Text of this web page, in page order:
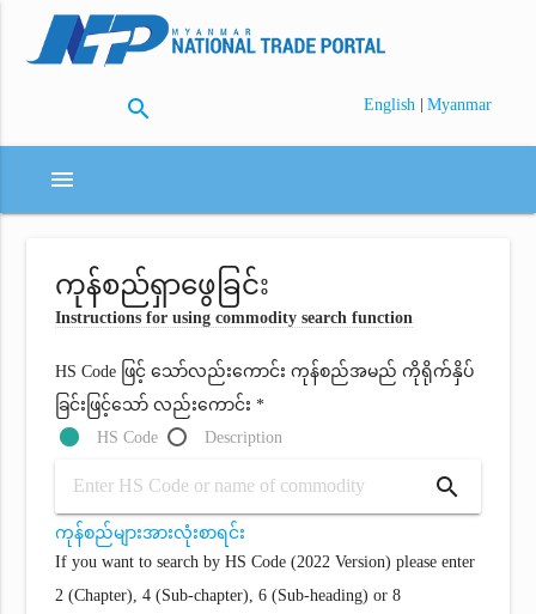
search English | Myanmar
menu
ကုန်စည်ရှာဖွေခြင်း
Instructions for using commodity search function
HS Code ဖြင့် သော်လည်းကောင်း ကုန်စည်အမည် ကိုရိုက်နှိပ်
ခြင်းဖြင့်သော် လည်းကောင်း *
HS Code
Description
search
ကုန်စည်များအားလုံးစာရင်း
If you want to search by HS Code (2022 Version) please enter
2 (Chapter), 4 (Sub-chapter), 6 (Sub-heading) or 8